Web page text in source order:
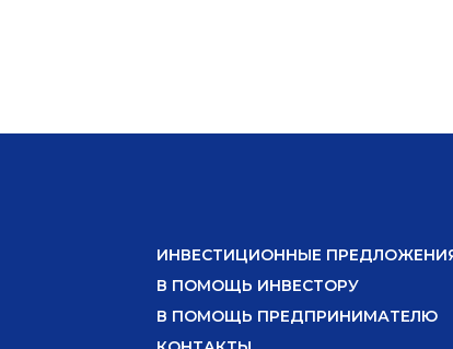
ИНВЕСТИЦИОННЫЕ
В ПОМОЩЬ ИНВЕСТОРУ
В ПОМОЩЬ ПРЕДПРИНИМАТЕЛЮ